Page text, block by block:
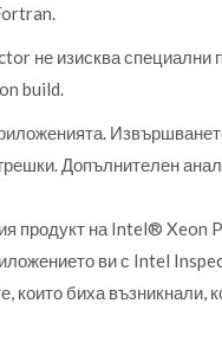
не изисква специални
build.
Допълнителен
продукт на Intel® Xeon
ви с Intel
които биха възникнали,